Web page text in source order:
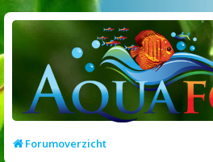
Forumoverzicht